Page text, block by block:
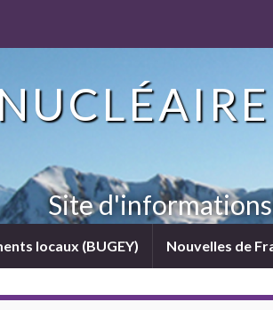
Site
locaux (BUGEY) Nouvelles de